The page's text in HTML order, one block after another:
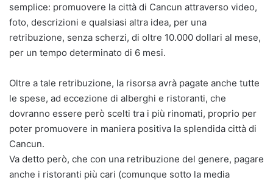
semplice: promuovere la città di Cancun attraverso video,
foto, descrizioni e qualsiasi altra idea, per una
retribuzione, senza scherzi, di oltre 10.000 dollari al mese,
per un tempo determinato di 6 mesi.
Oltre a tale retribuzione, la risorsa avrà pagate anche tutte
le spese, ad eccezione di alberghi e ristoranti, che
dovranno essere però scelti tra i più rinomati, proprio per
poter promuovere in maniera positiva la splendida città di
Cancun.
Va detto però, che con una retribuzione del genere, pagare
anche i ristoranti più cari (comunque sotto la media